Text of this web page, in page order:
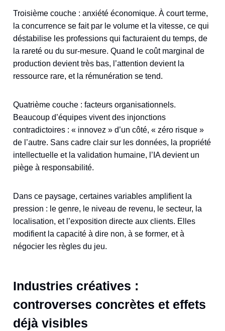
Troisième couche : anxiété économique. À court terme,
la concurrence se fait par le volume et la vitesse, ce qui
déstabilise les professions qui facturaient du temps, de
la rareté ou du sur-mesure. Quand le coût marginal de
production devient très bas, l’attention devient la
ressource rare, et la rémunération se tend.
Quatrième couche : facteurs organisationnels.
Beaucoup d’équipes vivent des injonctions
contradictoires : « innovez » d’un côté, « zéro risque »
de l’autre. Sans cadre clair sur les données, la propriété
intellectuelle et la validation humaine, l’IA devient un
piège à responsabilité.
Dans ce paysage, certaines variables amplifient la
pression : le genre, le niveau de revenu, le secteur, la
localisation, et l’exposition directe aux clients. Elles
modifient la capacité à dire non, à se former, et à
négocier les règles du jeu.
Industries créatives :
controverses concrètes et effets
déjà visibles